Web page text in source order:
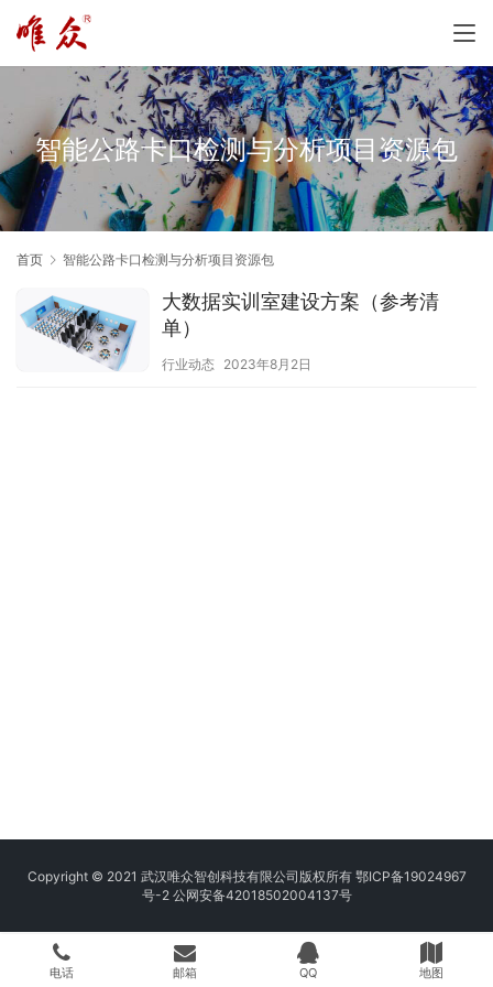
智能公路卡口检测与分析项目资源包
首页 智能公路卡口检测与分析项目资源包
大数据实训室建设方案（参考清
单）
行业动态 2023年8月2日
Copyright © 2021 武汉唯众智创科技有限公司版权所有 鄂ICP备19024967
号-2 公网安备42018502004137号
电话 邮箱 QQ 地图